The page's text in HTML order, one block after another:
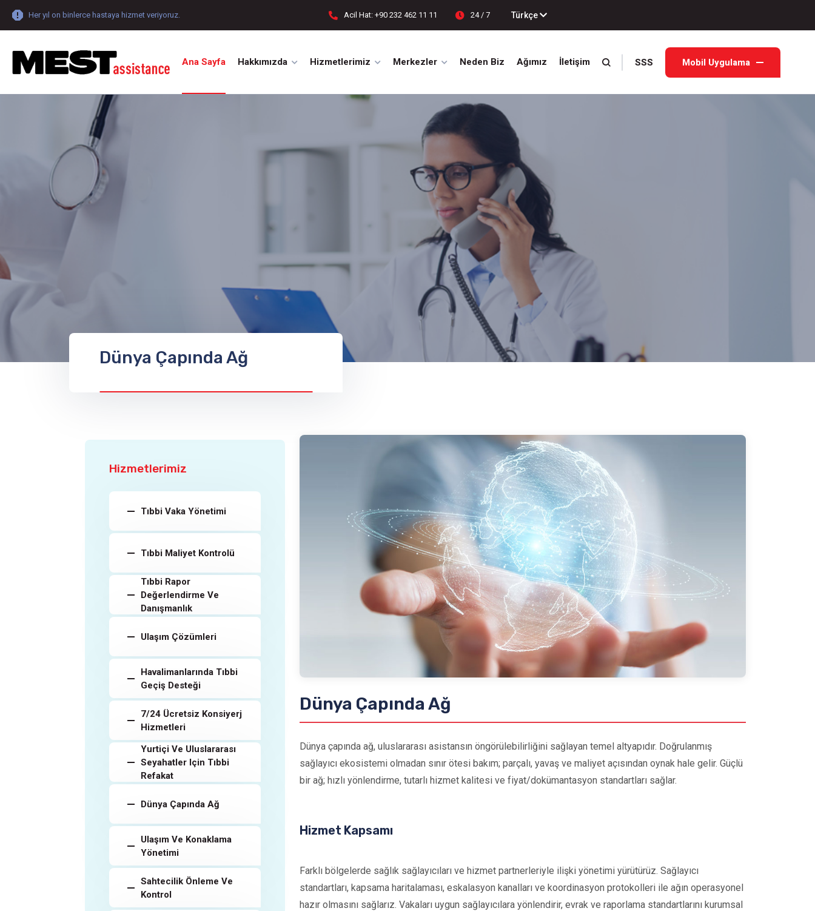
Her yıl on binlerce hastaya hizmet veriyoruz. Acil Hat: +90 232 462 11 11 24 / 7 Türkçe
Ana Sayfa Hakkımızda Hizmetlerimiz Merkezler Neden Biz Ağımız İletişim SSS Mobil Uygulama
Dünya Çapında Ağ
Hizmetlerimiz
Tıbbi Vaka Yönetimi
Tıbbi Maliyet Kontrolü
Tıbbi Rapor
Değerlendirme Ve
Danışmanlık
Ulaşım Çözümleri
Havalimanlarında Tıbbi
Geçiş Desteği
7/24 Ücretsiz Konsiyerj
Hizmetleri
Yurtiçi Ve Uluslararası
Seyahatler Için Tıbbi
Refakat
Dünya Çapında Ağ
Ulaşım Ve Konaklama
Yönetimi
Sahtecilik Önleme Ve
Kontrol
Dünya Çapında Ağ
Dünya çapında ağ, uluslararası asistansın öngörülebilirliğini sağlayan temel altyapıdır. Doğrulanmış
sağlayıcı ekosistemi olmadan sınır ötesi bakım; parçalı, yavaş ve maliyet açısından oynak hale gelir. Güçlü
bir ağ; hızlı yönlendirme, tutarlı hizmet kalitesi ve fiyat/dokümantasyon standartları sağlar.
Hizmet Kapsamı
Farklı bölgelerde sağlık sağlayıcıları ve hizmet partnerleriyle ilişki yönetimi yürütürüz. Sağlayıcı
standartları, kapsama haritalaması, eskalasyon kanalları ve koordinasyon protokolleri ile ağın operasyonel
hazır olmasını sağlarız. Vakaları uygun sağlayıcılara yönlendirir, evrak ve raporlama standartlarını kurumsal